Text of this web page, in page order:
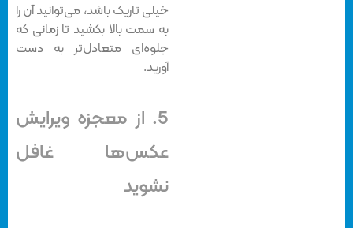
خیلی تاریک باشد، می‌توانید آن را
به سمت بالا بکشید تا زمانی که
جلوه‌ای متعادل‌تر به دست
آورید.
5. از معجزه ویرایش
عکس‌ها غافل
نشوید